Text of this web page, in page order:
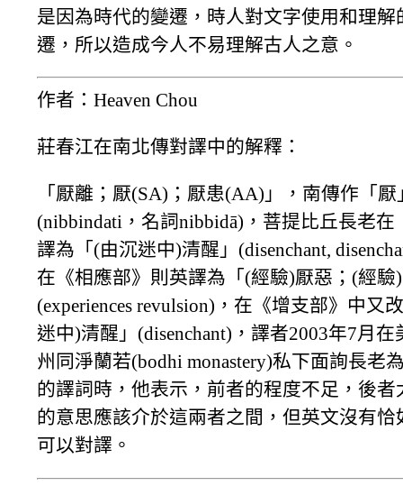
是因為時代的變遷，時人對文字使用和理解
遷，所以造成今人不易理解古人之意。
作者：Heaven Chou
莊春江在南北傳對譯中的解釋：
「厭離；厭(SA)；厭患(AA)」，南傳作「厭
(nibbindati，名詞nibbidā)，菩提比丘長老在
譯為「(由沉迷中)清醒」(disenchant,
在《相應部》則英譯為「(經驗)厭惡；(經驗
(experiences revulsion)，在《增支部》中又
迷中)清醒」(disenchant)，譯者2003年7月
州同淨蘭若(bodhi monastery)私下面詢長老
的譯詞時，他表示，前者的程度不足，後者
的意思應該介於這兩者之間，但英文沒有恰
可以對譯。